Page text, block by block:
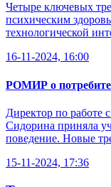
Четыре ключевых
психическим
технологической
16-11-2024, 16:00
РОМИР о
Директор по
Сидорина приняла
поведение. Новые
15-11-2024, 17:36